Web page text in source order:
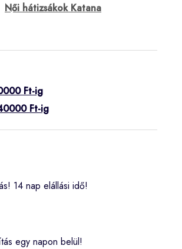
Női hátizsákok Katana
Ft-ig
Ft-ig
14 nap elállási idő!
egy napon belül!